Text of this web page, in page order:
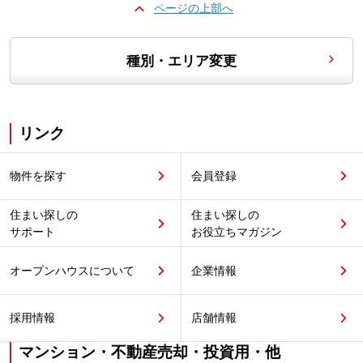
ページの上部へ
種別・エリア変更
リンク
物件を探す 会員登録
住まい探しの
サポート
住まい探しの
お役立ちマガジン
オープンハウスについて 企業情報
採用情報 店舗情報
マンション・不動産売却・投資用・他